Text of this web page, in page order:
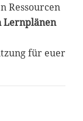
Ressourcen
Lernplänen
für euer